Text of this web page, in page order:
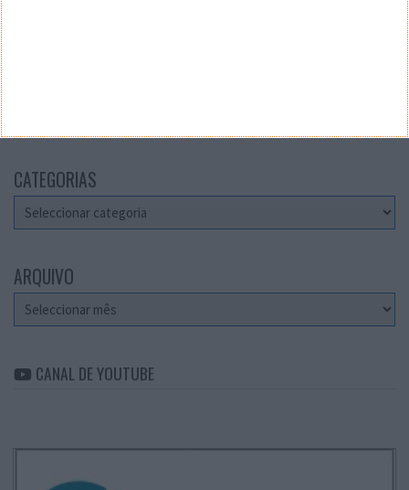
CATEGORIAS
Categorias
ARQUIVO
Arquivo
CANAL DE YOUTUBE